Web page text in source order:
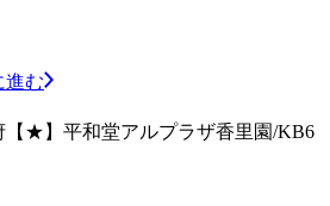
進む
【★】平和堂アルプラザ香里園/KB6